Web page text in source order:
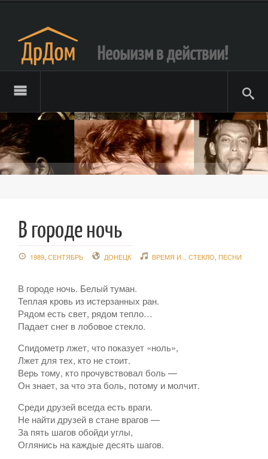
Неоыизм в действии!
В городе ночь
1989 СЕНТЯБРЬ ДОНЕЦК ВРЕМЯ И... СТЕКЛО ПЕСНИ
В городе ночь. Белый туман.
Теплая кровь из истерзанных ран.
Рядом есть свет, рядом тепло…
Падает снег в лобовое стекло.
Спидометр лжет, что показует «ноль»,
Лжет для тех, кто не стоит.
Верь тому, кто прочувствовал боль —
Он знает, за что эта боль, потому и молчит.
Среди друзей всегда есть враги.
Не найти друзей в стане врагов —
За пять шагов обойди углы,
Оглянись на каждые десять шагов.